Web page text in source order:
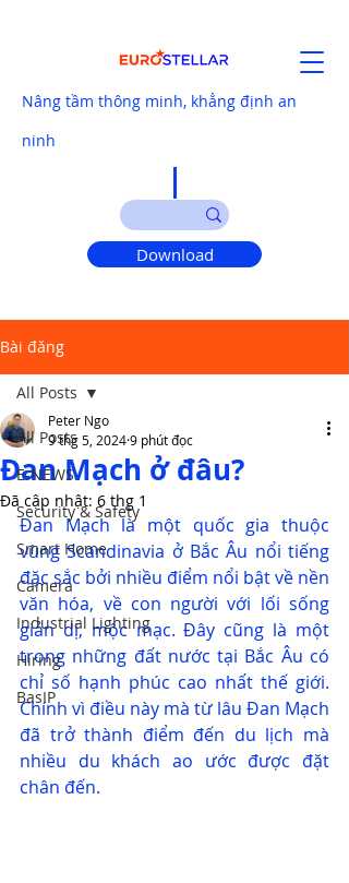
Nâng tầm thông minh, khẳng định an
ninh
Download
Bài đăng
All Posts
E-NEWS
Security & Safety
Smart Home
Camera
Industrial Lighting
Hiring
BasIP
All Posts
Đan Mạch ở đâu?
Peter Ngo
9 thg 5, 20249 phút đọc
Đã cập nhật: 6 thg 1
Đan Mạch là một quốc gia thuộc
vùng Scandinavia ở Bắc Âu nổi tiếng
đặc sắc bởi nhiều điểm nổi bật về nền
văn hóa, về con người với lối sống
giản dị, mộc mạc. Đây cũng là một
trong những đất nước tại Bắc Âu có
chỉ số hạnh phúc cao nhất thế giới.
Chính vì điều này mà từ lâu Đan Mạch
đã trở thành điểm đến du lịch mà
nhiều du khách ao ước được đặt
chân đến.